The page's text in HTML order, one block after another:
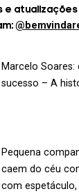
e
Marcelo
sucesso – A
Pequena
caem do céu
com